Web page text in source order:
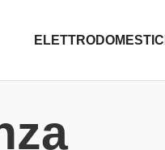
ELETTRODOMESTICI